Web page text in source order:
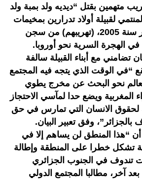
متهمين بقتل “ديديه ولد بمبة ولد
لقبيلة أولاد تدرارين بمخيمات
تندوف جنوب الجزائر سنة 2005، (تهريبهم) من سجن
في الهجرة السرية نحو أوروبا.
تضامني مع أبناء القبيلة سالفة
“في الوقت الذي يتجه فيه المجتمع
نحو البحث عن مخرج يطوي
ويضع حدا لمآسي الاحتجاز
لحقوق الانسان التي تمارس في حق
وفق تعبير البيان.
“هذا المنطق لن يساهم إلا في
تشكل خطرا على المنطقة وإطالة
تندوف في الجنوب الجزائري
آخر، مطالبا المجتمع الدولي